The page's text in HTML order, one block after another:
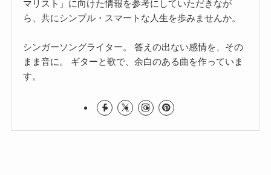
マリスト」に向けた情報を参考にしていただきなが
ら、共にシンプル・スマートな人生を歩みませんか。
シンガーソングライター。 答えの出ない感情を、その
まま音に。 ギターと歌で、余白のある曲を作っていま
す。